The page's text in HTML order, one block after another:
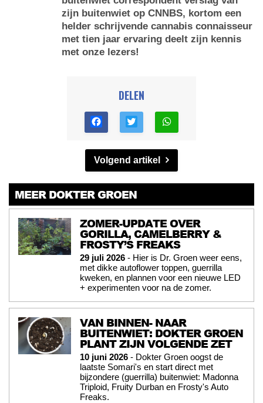
zijn buitenwiet op CNNBS, kortom een
helder schrijvende cannabis connaisseur
met tien jaar ervaring deelt zijn kennis
met onze lezers!
DELEN
Volgend artikel
MEER DOKTER GROEN
ZOMER-UPDATE OVER
GORILLA, CAMELBERRY &
FROSTY’S FREAKS
29 juli 2026 - Hier is Dr. Groen weer eens,
met dikke autoflower toppen, guerrilla
kweken, en plannen voor een nieuwe LED
+ experimenten voor na de zomer.
VAN BINNEN- NAAR
BUITENWIET: DOKTER GROEN
PLANT ZIJN VOLGENDE ZET
10 juni 2026 - Dokter Groen oogst de
laatste Somari's en start direct met
bijzondere (guerrilla) buitenwiet: Madonna
Triploid, Fruity Durban en Frosty's Auto
Freaks.